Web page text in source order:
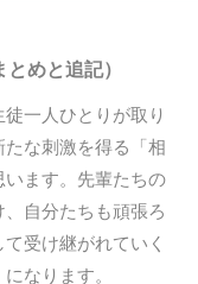
めと追記）
一人ひとりが取り
な刺激を得る「相
ます。先輩たちの
自分たちも頑張ろ
受け継がれていく
なります。